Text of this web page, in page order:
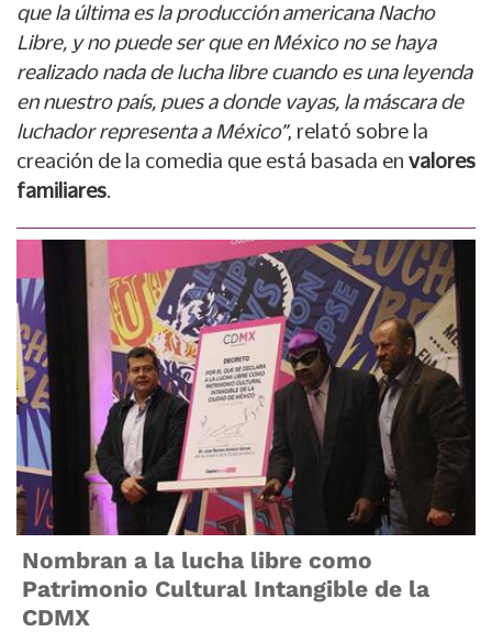
que la última es la producción americana Nacho
Libre, y no puede ser que en México no se haya
realizado nada de lucha libre cuando es una leyenda
en nuestro país, pues a donde vayas, la máscara de
luchador representa a México”, relató sobre la
creación de la comedia que está basada en valores
familiares.
Nombran a la lucha libre como
Patrimonio Cultural Intangible de la
CDMX